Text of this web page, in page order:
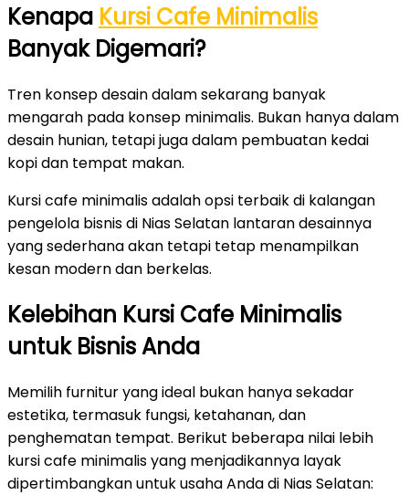
Kenapa Kursi Cafe Minimalis
Banyak Digemari?
Tren konsep desain dalam sekarang banyak
mengarah pada konsep minimalis. Bukan hanya dalam
desain hunian, tetapi juga dalam pembuatan kedai
kopi dan tempat makan.
Kursi cafe minimalis adalah opsi terbaik di kalangan
pengelola bisnis di Nias Selatan lantaran desainnya
yang sederhana akan tetapi tetap menampilkan
kesan modern dan berkelas.
Kelebihan Kursi Cafe Minimalis
untuk Bisnis Anda
Memilih furnitur yang ideal bukan hanya sekadar
estetika, termasuk fungsi, ketahanan, dan
penghematan tempat. Berikut beberapa nilai lebih
kursi cafe minimalis yang menjadikannya layak
dipertimbangkan untuk usaha Anda di Nias Selatan: